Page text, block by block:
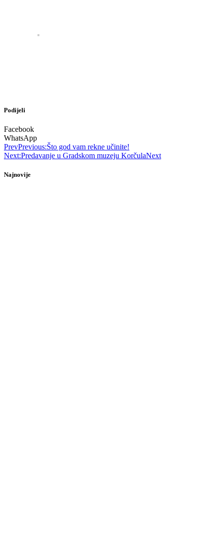
Podijeli
Facebook
WhatsApp
PrevPrevious:Što god vam rekne učinite!
Next:Predavanje u Gradskom muzeju KorčulaNext
Najnovije